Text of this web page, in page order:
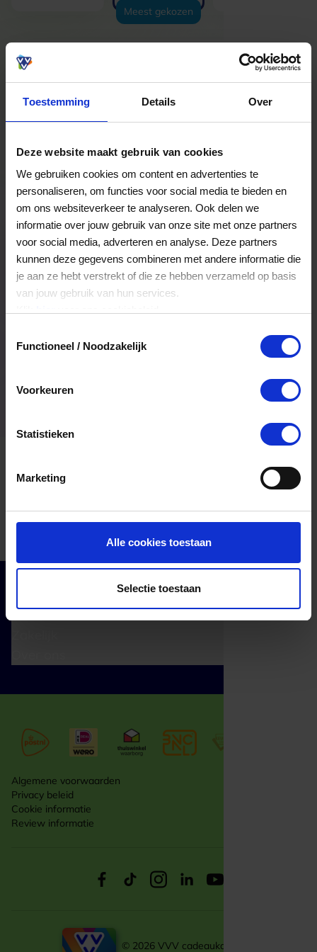
Toestemming Details Over
Deze website maakt gebruik van cookies
We gebruiken cookies om content en advertenties te
personaliseren, om functies voor social media te bieden en
om ons websiteverkeer te analyseren. Ook delen we
informatie over jouw gebruik van onze site met onze partners
voor social media, adverteren en analyse. Deze partners
kunnen deze gegevens combineren met andere informatie die
je aan ze hebt verstrekt of die ze hebben verzameld op basis
van jouw gebruik van hun services.
Functioneel / Noodzakelijk
Voorkeuren
Statistieken
Marketing
Alle cookies toestaan
Selectie toestaan
Meest gekozen
Of voer een eigen bedrag
in:
Je kunt het aantal cadeaukaarten later selecteren.
Vorige stap Volgende stap
50,00
Cadeaumomenten
Algemene voorwaarden
Privacy beleid
Cookie informatie
Review informatie
© 2026 VVV cadeaukaarten